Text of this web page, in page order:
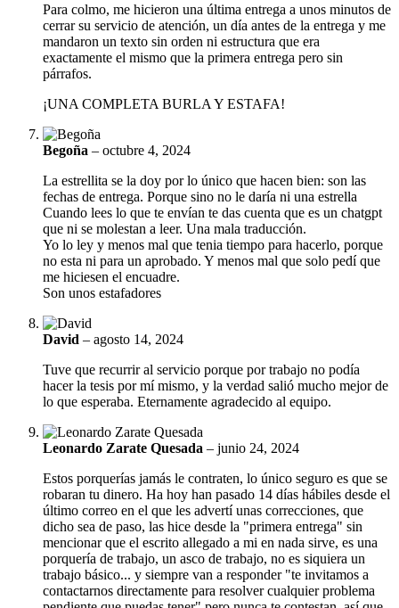
Para colmo, me hicieron una última entrega a unos minutos de
cerrar su servicio de atención, un día antes de la entrega y me
mandaron un texto sin orden ni estructura que era
exactamente el mismo que la primera entrega pero sin
párrafos.
¡UNA COMPLETA BURLA Y ESTAFA!
Begoña – octubre 4, 2024
La estrellita se la doy por lo único que hacen bien: son las
fechas de entrega. Porque sino no le daría ni una estrella
Cuando lees lo que te envían te das cuenta que es un chatgpt
que ni se molestan a leer. Una mala traducción.
Yo lo ley y menos mal que tenia tiempo para hacerlo, porque
no esta ni para un aprobado. Y menos mal que solo pedí que
me hiciesen el encuadre.
Son unos estafadores
David – agosto 14, 2024
Tuve que recurrir al servicio porque por trabajo no podía
hacer la tesis por mí mismo, y la verdad salió mucho mejor de
lo que esperaba. Eternamente agradecido al equipo.
Leonardo Zarate Quesada – junio 24, 2024
Estos porquerías jamás le contraten, lo único seguro es que se
robaran tu dinero. Ha hoy han pasado 14 días hábiles desde el
último correo en el que les advertí unas correcciones, que
dicho sea de paso, las hice desde la "primera entrega" sin
mencionar que el escrito allegado a mi en nada sirve, es una
porquería de trabajo, un asco de trabajo, no es siquiera un
trabajo básico... y siempre van a responder "te invitamos a
contactarnos directamente para resolver cualquier problema